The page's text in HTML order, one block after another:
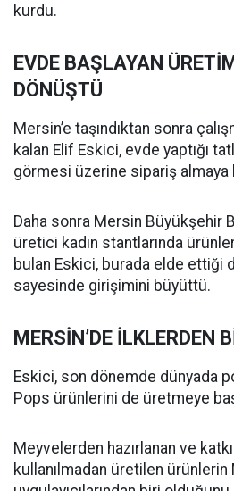
kurdu.
EVDE BAŞLAYAN
DÖNÜŞTÜ
Mersin’e taşındıktan sonra
kalan Elif Eskici, evde yaptığı
görmesi üzerine sipariş almaya
Daha sonra Mersin Büyükşehir
üretici kadın stantlarında
bulan Eskici, burada elde ettiği
sayesinde girişimini büyüttü.
MERSİN’DE İLKLERDEN
Eskici, son dönemde dünyada
Pops ürünlerini de üretmeye
Meyvelerden hazırlanan ve
kullanılmadan üretilen ürünlerin